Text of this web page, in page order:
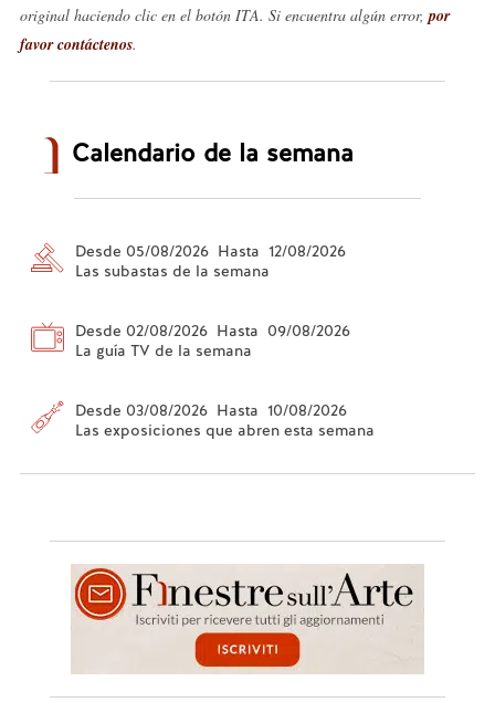
original haciendo clic en el botón ITA. Si encuentra algún error,por
favor contáctenos.
Calendario de la semana
Desde 05/08/2026 Hasta 12/08/2026
Las subastas de la semana
Desde 02/08/2026 Hasta 09/08/2026
La guía TV de la semana
Desde 03/08/2026 Hasta 10/08/2026
Las exposiciones que abren esta semana